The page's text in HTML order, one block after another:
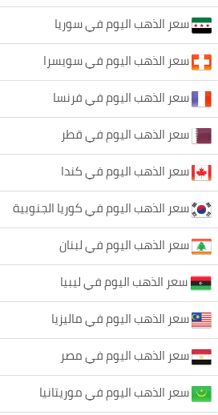
سعر الذهب اليوم في سوريا
سعر الذهب اليوم في سويسرا
سعر الذهب اليوم في فرنسا
سعر الذهب اليوم في قطر
سعر الذهب اليوم في كندا
سعر الذهب اليوم في كوريا الجنوبية
سعر الذهب اليوم في لبنان
سعر الذهب اليوم في ليبيا
سعر الذهب اليوم في ماليزيا
سعر الذهب اليوم في مصر
سعر الذهب اليوم في موريتانيا